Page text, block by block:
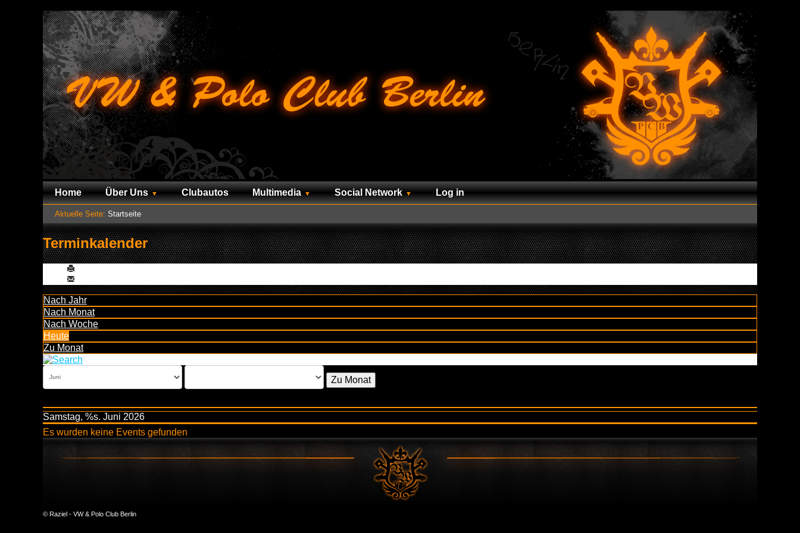
Home Über Uns Clubautos Multimedia Social Network Log in
Aktuelle Seite: Startseite
Terminkalender
Nach Jahr
Nach Monat
Nach Woche
Heute
Zu Monat
Zu Monat
Samstag, %s. Juni 2026
Es wurden keine Events gefunden
© Raziel - VW & Polo Club Berlin